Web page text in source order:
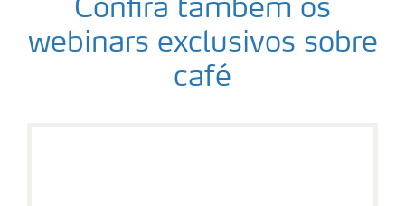
Confira também os
webinars exclusivos sobre
café